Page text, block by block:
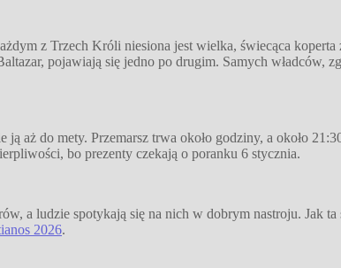
z Trzech Króli niesiona jest wielka, świecąca
pojawiają się jedno po drugim. Samych władców,
aż do mety. Przemarsz trwa około godziny, a około
bo prezenty czekają o poranku 6 stycznia.
a ludzie spotykają się na nich w dobrym nastroju. Jak
2026.